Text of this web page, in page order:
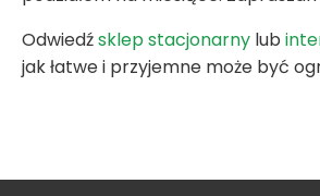
Odwiedźsklep stacjonarny lub
jak łatwe i przyjemne może być